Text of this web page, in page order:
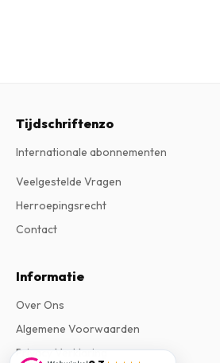
Tijdschriftenzo
Internationale abonnementen
Veelgestelde Vragen
Herroepingsrecht
Contact
Informatie
Over Ons
Algemene Voorwaarden
Privacy Verklaring